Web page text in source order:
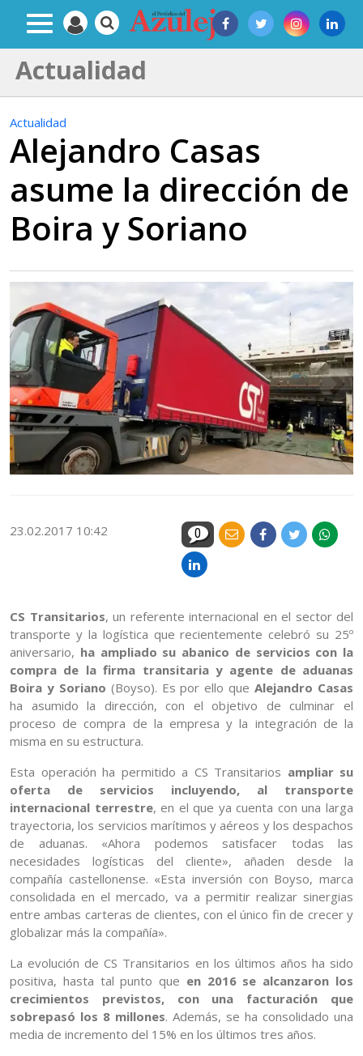
Actualidad
Actualidad
Alejandro Casas
asume la dirección de
Boira y Soriano
23.02.2017 10:42 0
CS Transitarios, un referente internacional en el sector del
transporte y la logística que recientemente celebró su 25º
aniversario, ha ampliado su abanico de servicios con la
compra de la firma transitaria y agente de aduanas
Boira y Soriano (Boyso). Es por ello queAlejandro Casas
ha asumido la dirección, con el objetivo de culminar el
proceso de compra de la empresa y la integración de la
misma en su estructura.
Esta operación ha permitido a CS Transitarios ampliar su
oferta de servicios incluyendo, al transporte
internacional terrestre, en el que ya cuenta con una larga
trayectoria, los servicios marítimos y aéreos y los despachos
de aduanas. «Ahora podemos satisfacer todas las
necesidades logísticas del cliente», añaden desde la
compañía castellonense. «Esta inversión con Boyso, marca
consolidada en el mercado, va a permitir realizar sinergias
entre ambas carteras de clientes, con el único fin de crecer y
globalizar más la compañía».
La evolución de CS Transitarios en los últimos años ha sido
positiva, hasta tal punto que en 2016 se alcanzaron los
crecimientos previstos, con una facturación que
sobrepasó los 8 millones. Además, se ha consolidado una
media de incremento del 15% en los últimos tres años.